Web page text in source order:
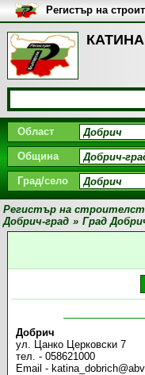
Регистър на
България
Област
Община
Град/село
Регистър на
Добрич-град » Град
Добрич
ул. Цанко Церковски 7
тел. - 058621000
Email -